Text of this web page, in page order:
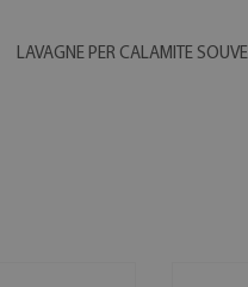
LAVAGNE PER CALAMITE